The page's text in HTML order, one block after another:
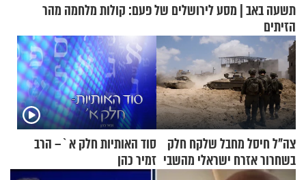
תשעה באב | מסע לירושלים של פעם: קולות מלחמה מהר
הזיתים
צה"ל חיסל מחבל שלקח חלק
בשחרור אזרח ישראלי מהשבי
סוד האותיות חלק א`– הרב
זמיר כהן